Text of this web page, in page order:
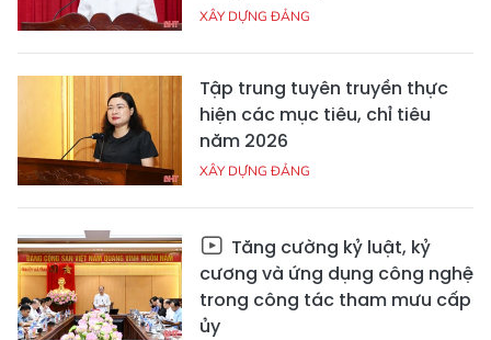
XÂY DỰNG ĐẢNG
Tập trung tuyên truyền thực
hiện các mục tiêu, chỉ tiêu
năm 2026
XÂY DỰNG ĐẢNG
Tăng cường kỷ luật, kỷ
cương và ứng dụng công nghệ
trong công tác tham mưu cấp
ủy